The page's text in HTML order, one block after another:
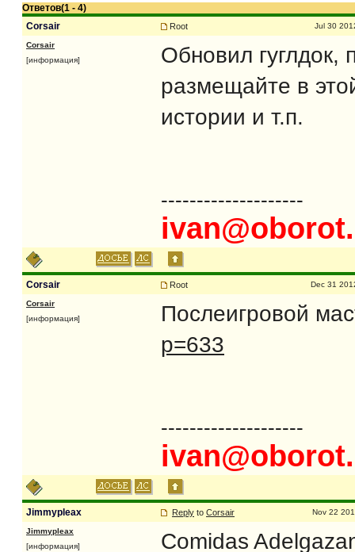
Ответов(1 - 4)
Corsair
Root Jul 30
Corsair
[информация]
Обновил гуглдок,
размещайте в
истории и т.п.
--------------------
Corsair Root Dec 31
Corsair
[информация]
Послеигровой
p=633
--------------------
Jimmypleax Reply to Corsair Nov 22
Jimmypleax
[информация]
Comidas